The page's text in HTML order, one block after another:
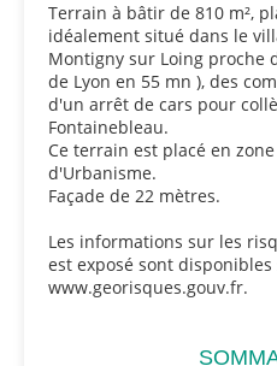
Terrain à bâtir de 810 m²,
idéalement situé dans le
Montigny sur Loing proche
de Lyon en 55 mn ), des
d'un arrêt de cars pour
Fontainebleau.
Ce terrain est placé en
d'Urbanisme.
Façade de 22 mètres.
Les informations sur les
est exposé sont
www.georisques.gouv.fr.